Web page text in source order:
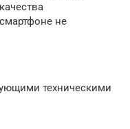
не
техническими